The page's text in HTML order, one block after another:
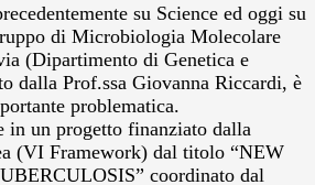
su Science ed oggi su
di Microbiologia Molecolare
(Dipartimento di Genetica e
dalla Prof.ssa Giovanna Riccardi, è
problematica.
in un progetto finanziato dalla
(VI Framework) dal titolo “NEW
coordinato dal